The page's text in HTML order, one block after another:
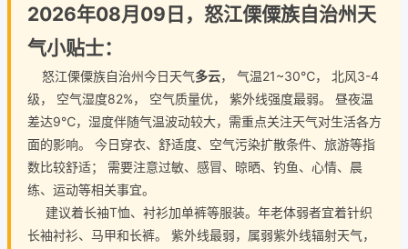
2026年08月09日，怒江傈僳族自治州天
气小贴士：
怒江傈僳族自治州今日天气多云， 气温21~30℃， 北风3-4
级， 空气湿度82%， 空气质量优， 紫外线强度最弱。 昼夜温
差达9℃，湿度伴随气温波动较大，需重点关注天气对生活各方
面的影响。 今日穿衣、舒适度、空气污染扩散条件、旅游等指
数比较舒适； 需要注意过敏、感冒、晾晒、钓鱼、心情、晨
练、运动等相关事宜。
建议着长袖T恤、衬衫加单裤等服装。年老体弱者宜着针织
长袖衬衫、马甲和长裤。 紫外线最弱，属弱紫外线辐射天气，